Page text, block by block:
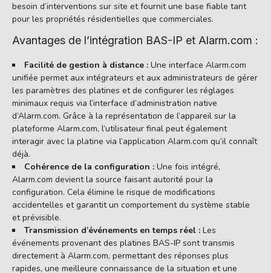
besoin d’interventions sur site et fournit une base fiable tant
pour les propriétés résidentielles que commerciales.
Avantages de l’intégration BAS-IP et Alarm.com :
Facilité de gestion à distance : Une interface Alarm.com
unifiée permet aux intégrateurs et aux administrateurs de gérer
les paramètres des platines et de configurer les réglages
minimaux requis via l’interface d’administration native
d’Alarm.com. Grâce à la représentation de l’appareil sur la
plateforme Alarm.com, l’utilisateur final peut également
interagir avec la platine via l’application Alarm.com qu’il connaît
déjà.
Cohérence de la configuration : Une fois intégré,
Alarm.com devient la source faisant autorité pour la
configuration. Cela élimine le risque de modifications
accidentelles et garantit un comportement du système stable
et prévisible.
Transmission d’événements en temps réel : Les
événements provenant des platines BAS-IP sont transmis
directement à Alarm.com, permettant des réponses plus
rapides, une meilleure connaissance de la situation et une